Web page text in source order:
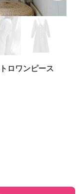
ロワンピース